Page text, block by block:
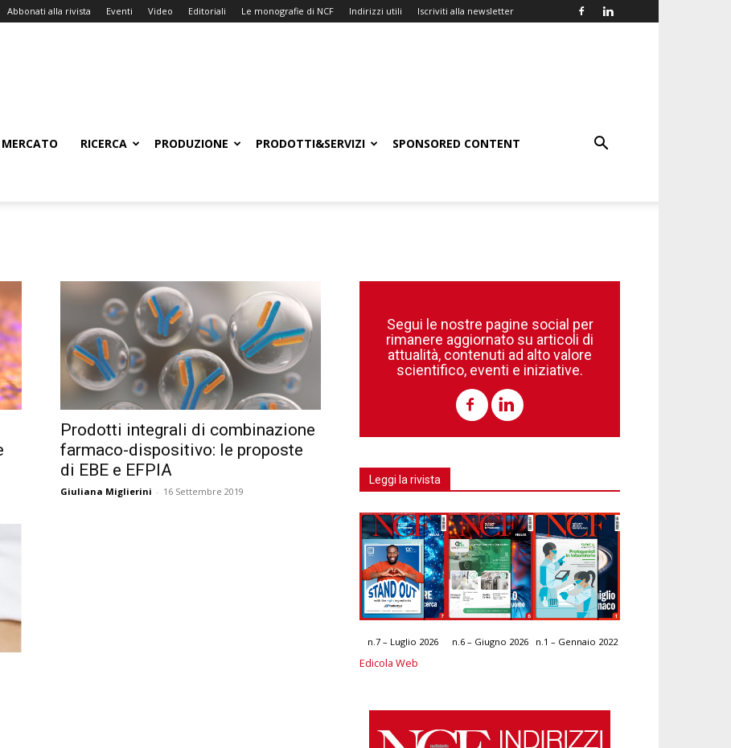
Abbonati alla rivista Eventi Video Editoriali Le monografie di NCF Indirizzi utili Iscriviti alla newsletter
MERCATO RICERCA PRODUZIONE PRODOTTI&SERVIZI SPONSORED CONTENT
Prodotti integrali di combinazione
farmaco-dispositivo: le proposte
di EBE e EFPIA
Giuliana Miglierini - 16 Settembre 2019
Segui le nostre pagine social per
rimanere aggiornato su articoli di
attualità, contenuti ad alto valore
scientifico, eventi e iniziative.
Leggi la rivista
n.7 – Luglio 2026 n.6 – Giugno 2026 n.1 – Gennaio 2022
Edicola Web